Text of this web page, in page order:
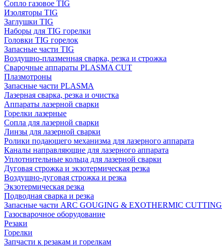
Сопло газовое TIG
Изоляторы TIG
Заглушки TIG
Наборы для TIG горелки
Головки TIG горелок
Запасные части TIG
Воздушно-плазменная сварка, резка и строжка
Сварочные аппараты PLASMA CUT
Плазмотроны
Запасные части PLASMA
Лазерная сварка, резка и очистка
Аппараты лазерной сварки
Горелки лазерные
Сопла для лазерной сварки
Линзы для лазерной сварки
Ролики подающего механизма для лазерного аппарата
Каналы направляющие для лазерного аппарата
Уплотнительные кольца для лазерной сварки
Дуговая строжка и экзотермическая резка
Воздушно-дуговая строжка и резка
Экзотермическая резка
Подводная сварка и резка
Запасные части ARC GOUGING & EXOTHERMIC CUTTING
Газосварочное оборудование
Резаки
Горелки
Запчасти к резакам и горелкам